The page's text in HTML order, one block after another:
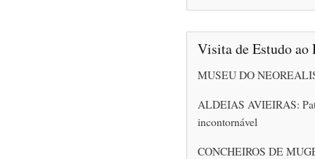
Visita de Estudo ao
MUSEU DO
ALDEIAS AVIEIRAS:
incontornável
CONCHEIROS DE